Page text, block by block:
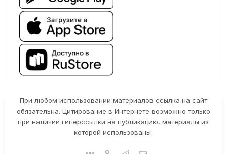
При любом использовании материалов ссылка на сайт
обязательна. Цитирование в Интернете возможно только
при наличии гиперссылки на публикацию, материалы из
которой использованы.